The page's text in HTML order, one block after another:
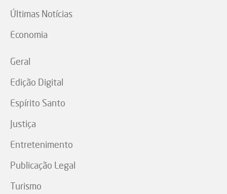
Últimas Notícias
Economia
Geral
Edição Digital
Espírito Santo
Justiça
Entretenimento
Publicação Legal
Turismo